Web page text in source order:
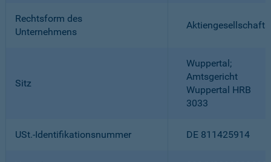
Rechtsform des
Unternehmens
Aktiengesellschaft
Sitz
Wuppertal;
Amtsgericht
Wuppertal HRB
3033
USt.-Identifikationsnummer DE 811425914